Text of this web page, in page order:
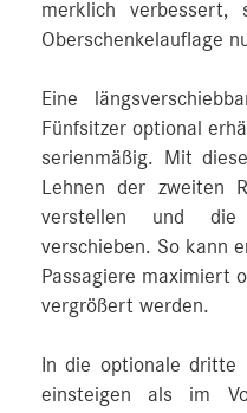
merklich
Oberschenkelauflage
Eine
Fünfsitzer optional
serienmäßig. Mit
Lehnen der zweiten
verstellen und die
verschieben. So kann
Passagiere maximiert
vergrößert werden.
In die optionale dritte
einsteigen als im